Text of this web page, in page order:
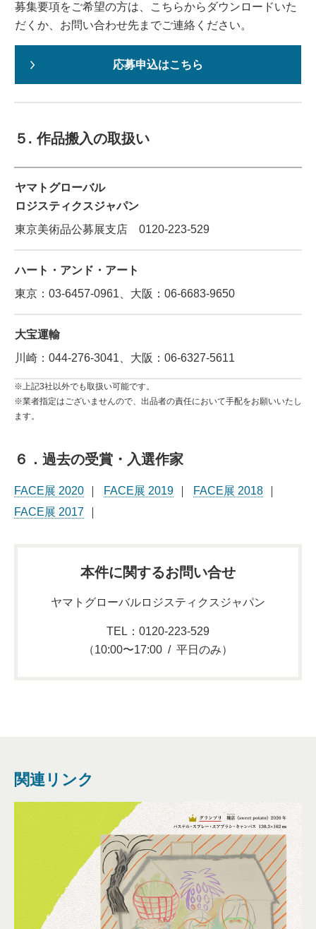
募集要項をご希望の方は、こちらからダウンロードいた
だくか、お問い合わせ先までご連絡ください。
応募申込はこちら
５. 作品搬入の取扱い
ヤマトグローバル
ロジスティクスジャパン
東京美術品公募展支店 0120-223-529
ハート・アンド・アート
東京：03-6457-0961、大阪：06-6683-9650
大宝運輸
川崎：044-276-3041、大阪：06-6327-5611
※上記3社以外でも取扱い可能です。
※業者指定はございませんので、出品者の責任において手配をお願いいたし
ます。
６．過去の受賞・入選作家
FACE展 2020 FACE展 2019
FACE展 2018
FACE展 2017
本件に関するお問い合せ
ヤマトグローバルロジスティクスジャパン
TEL： 0120-223-529
（10:00〜17:00 / 平日のみ）
関連リンク